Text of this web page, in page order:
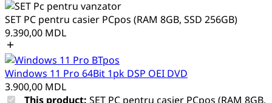
SET PC pentru casier PCpos (RAM 8GB, SSD 256GB)
9.390,00 MDL
Windows 11 Pro 64Bit 1pk DSP OEI DVD
3.900,00 MDL
This product: SET PC pentru casier PCpos (RAM 8GB,